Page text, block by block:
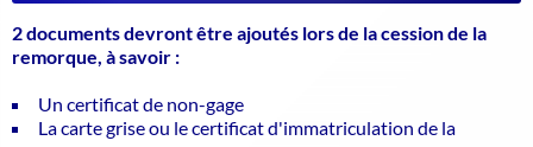
2 documents devront être ajoutés lors de la cession de la
remorque, à savoir :
Un certificat de non-gage
La carte grise ou le certificat d'immatriculation de la